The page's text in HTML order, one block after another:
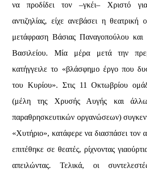
να προδίδει τον –γκέι– Χριστό
αντιζηλίας, είχε ανεβάσει η
μετάφραση Βάσιας Παναγοπούλου και
Βασιλείου. Μία μέρα μετά την
κατήγγειλε το «βλάσφημο έργο που
του Κυρίου». Στις 11 Οκτωβρίου
(μέλη της Χρυσής Αυγής και
παραθρησκευτικών οργανώσεων)
«Χυτήριο», κατάφερε να διασπάσει τον
επιτέθηκε σε θεατές, ρίχνοντας
απειλώντας. Τελικά, οι